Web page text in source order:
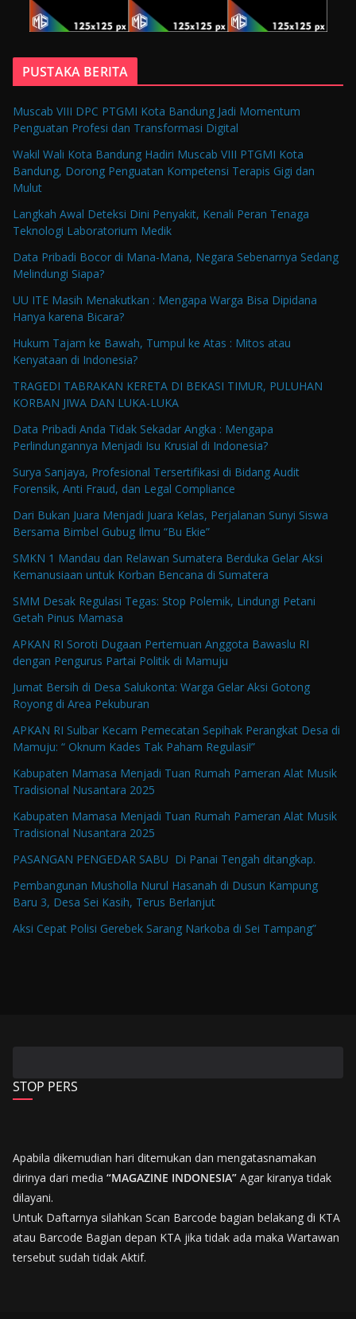
PUSTAKA BERITA
Muscab VIII DPC PTGMI Kota Bandung Jadi Momentum
Penguatan Profesi dan Transformasi Digital
Wakil Wali Kota Bandung Hadiri Muscab VIII PTGMI Kota
Bandung, Dorong Penguatan Kompetensi Terapis Gigi dan
Mulut
Langkah Awal Deteksi Dini Penyakit, Kenali Peran Tenaga
Teknologi Laboratorium Medik
Data Pribadi Bocor di Mana-Mana, Negara Sebenarnya Sedang
Melindungi Siapa?
UU ITE Masih Menakutkan : Mengapa Warga Bisa Dipidana
Hanya karena Bicara?
Hukum Tajam ke Bawah, Tumpul ke Atas : Mitos atau
Kenyataan di Indonesia?
TRAGEDI TABRAKAN KERETA DI BEKASI TIMUR, PULUHAN
KORBAN JIWA DAN LUKA-LUKA
Data Pribadi Anda Tidak Sekadar Angka : Mengapa
Perlindungannya Menjadi Isu Krusial di Indonesia?
Surya Sanjaya, Profesional Tersertifikasi di Bidang Audit
Forensik, Anti Fraud, dan Legal Compliance
Dari Bukan Juara Menjadi Juara Kelas, Perjalanan Sunyi Siswa
Bersama Bimbel Gubug Ilmu “Bu Ekie”
SMKN 1 Mandau dan Relawan Sumatera Berduka Gelar Aksi
Kemanusiaan untuk Korban Bencana di Sumatera
SMM Desak Regulasi Tegas: Stop Polemik, Lindungi Petani
Getah Pinus Mamasa
APKAN RI Soroti Dugaan Pertemuan Anggota Bawaslu RI
dengan Pengurus Partai Politik di Mamuju
Jumat Bersih di Desa Salukonta: Warga Gelar Aksi Gotong
Royong di Area Pekuburan
APKAN RI Sulbar Kecam Pemecatan Sepihak Perangkat Desa di
Mamuju: “ Oknum Kades Tak Paham Regulasi!”
Kabupaten Mamasa Menjadi Tuan Rumah Pameran Alat Musik
Tradisional Nusantara 2025
Kabupaten Mamasa Menjadi Tuan Rumah Pameran Alat Musik
Tradisional Nusantara 2025
PASANGAN PENGEDAR SABU Di Panai Tengah ditangkap.
Pembangunan Musholla Nurul Hasanah di Dusun Kampung
Baru 3, Desa Sei Kasih, Terus Berlanjut
Aksi Cepat Polisi Gerebek Sarang Narkoba di Sei Tampang”
STOP PERS
Apabila dikemudian hari ditemukan dan mengatasnamakan
dirinya dari media “MAGAZINE INDONESIA” Agar kiranya tidak
dilayani.
Untuk Daftarnya silahkan Scan Barcode bagian belakang di KTA
atau Barcode Bagian depan KTA jika tidak ada maka Wartawan
tersebut sudah tidak Aktif.